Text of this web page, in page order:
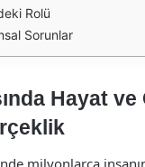
Rolü
Sorunlar
Hayat
milyonlarca